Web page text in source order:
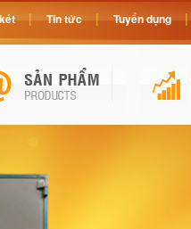
Tin tức Tuyển dụng